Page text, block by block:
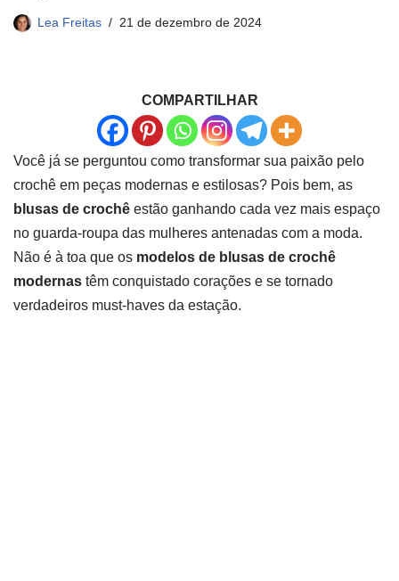
Lea Freitas 21 de dezembro de 2024
COMPARTILHAR
Você já se perguntou como transformar sua paixão pelo
crochê em peças modernas e estilosas? Pois bem, as
blusas de crochê estão ganhando cada vez mais espaço
no guarda-roupa das mulheres antenadas com a moda.
Não é à toa que os modelos de blusas de crochê
modernas têm conquistado corações e se tornado
verdadeiros must-haves da estação.